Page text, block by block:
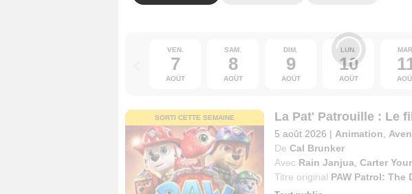
VEN.
7
AOÛT
SAM.
8
AOÛT
DIM.
9
AOÛT
LUN.
10
AOÛT
MAR.
SORTI CETTE SEMAINE La Pat' Patrouille : Le
5 août 2026 | Animation
De Cal Brunker
Avec Rain Janjua Carter
Titre original PAW Patrol: The